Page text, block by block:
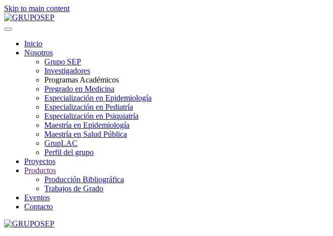
Skip to main content
Inicio
Nosotros
Grupo SEP
Investigadores
Programas Académicos
Pregrado en Medicina
Especialización en Epidemiología
Especialización en Pediatría
Especialización en Psiquiatría
Maestría en Epidemiología
Maestría en Salud Pública
GrupLAC
Perfil del grupo
Proyectos
Productos
Producción Bibliográfica
Trabajos de Grado
Eventos
Contacto